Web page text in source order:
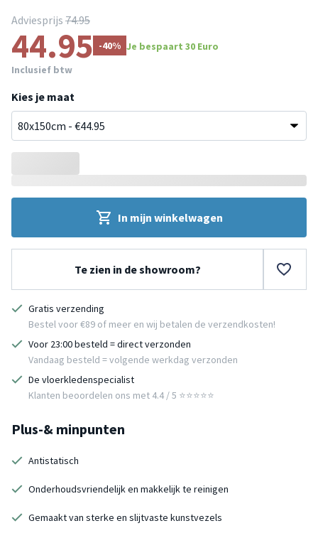
Adviesprijs 74.95
44.95 -40% Je bespaart 30 Euro
Inclusief btw
Kies je maat
In mijn winkelwagen
Te zien in de showroom?
Gratis verzending
Bestel voor €89 of meer en wij betalen de verzendkosten!
Voor 23:00 besteld = direct verzonden
Vandaag besteld = volgende werkdag verzonden
De vloerkledenspecialist
Klanten beoordelen ons met 4.4 / 5 ⭐⭐⭐⭐⭐
Plus-& minpunten
Antistatisch
Onderhoudsvriendelijk en makkelijk te reinigen
Gemaakt van sterke en slijtvaste kunstvezels